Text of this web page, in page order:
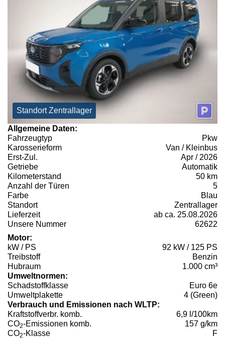
Standort Zentrallager
Allgemeine Daten:
Fahrzeugtyp
Pkw
Karosserieform
Van / Kleinbus
Erst-Zul.
Apr / 2026
Getriebe
Automatik
Kilometerstand
50 km
Anzahl der Türen
5
Farbe
Blau
Standort
Zentrallager
Lieferzeit
ab ca. 25.08.2026
Unsere Nummer
62622
Motor:
kW / PS
92 kW / 125 PS
Treibstoff
Benzin
Hubraum
1.000 cm³
Umweltnormen:
Schadstoffklasse
Euro 6e
Umweltplakette
4 (Green)
Verbrauch und Emissionen nach WLTP:
Kraftstoffverbr. komb.
6,9 l/100km
CO2-Emissionen komb.
157 g/km
CO2-Klasse F